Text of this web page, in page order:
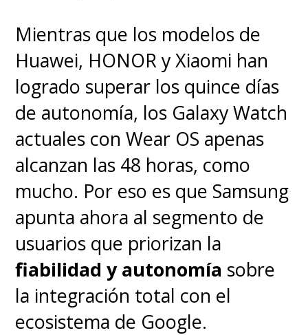
Mientras que los modelos de
Huawei, HONOR y Xiaomi han
logrado superar los quince días
de autonomía, los Galaxy Watch
actuales con Wear OS apenas
alcanzan las 48 horas, como
mucho. Por eso es que Samsung
apunta ahora al segmento de
usuarios que priorizan la
fiabilidad y autonomía sobre
la integración total con el
ecosistema de Google.